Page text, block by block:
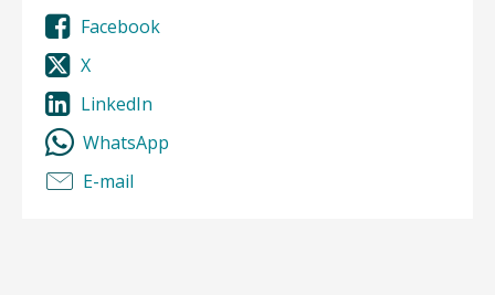
Facebook
X
LinkedIn
WhatsApp
E-mail